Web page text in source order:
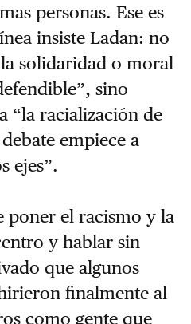
personas. Ese es
insiste Ladan: no
solidaridad o moral
sino
“la racialización de
empiece a
ejes”.
poner el racismo y la
y hablar sin
que algunos
finalmente al
como gente que